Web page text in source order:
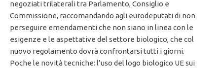
negoziati trilaterali tra Parlamento, Consiglio e
Commissione, raccomandando agli eurodeputati di non
perseguire emendamenti che non siano in linea con le
esigenze e le aspettative del settore biologico, che col
nuovo regolamento dovrà confrontarsi tutti i giorni.
Poche le novità tecniche: l’uso del logo biologico UE sui